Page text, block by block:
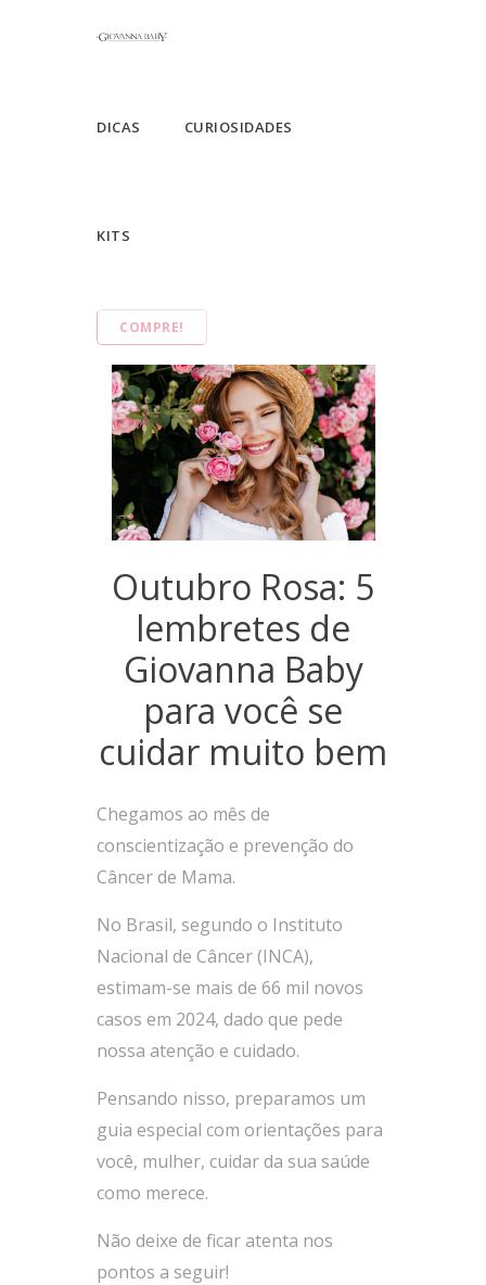
DICAS CURIOSIDADES
KITS
COMPRE!
Outubro Rosa: 5
lembretes de
Giovanna Baby
para você se
cuidar muito bem
Chegamos ao mês de
conscientização e prevenção do
Câncer de Mama.
No Brasil, segundo o Instituto
Nacional de Câncer (INCA),
estimam-se mais de 66 mil novos
casos em 2024, dado que pede
nossa atenção e cuidado.
Pensando nisso, preparamos um
guia especial com orientações para
você, mulher, cuidar da sua saúde
como merece.
Não deixe de ficar atenta nos
pontos a seguir!